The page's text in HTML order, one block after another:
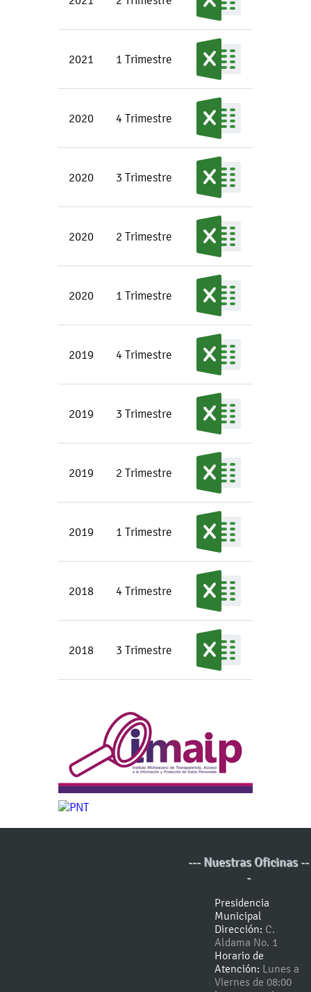
2021 1 Trimestre
2020 4 Trimestre
2020 3 Trimestre
2020 2 Trimestre
2020 1 Trimestre
2019 4 Trimestre
2019 3 Trimestre
2019 2 Trimestre
2019 1 Trimestre
2018 4 Trimestre
2018 3 Trimestre
--- Nuestras Oficinas --
-
Presidencia
Municipal
Dirección: C.
Aldama No. 1
Horario de
Atención: Lunes a
Viernes de 08:00